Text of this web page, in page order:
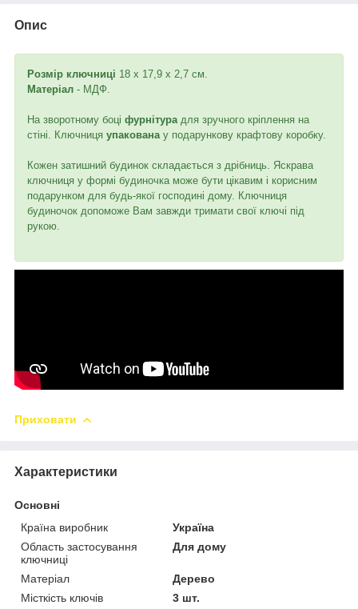
Опис
Розмір ключниці 18 х 17,9 х 2,7 см.
Матеріал - МДФ.
На зворотному боці фурнітура для зручного кріплення на
стіні. Ключниця упакована у подарункову крафтову коробку.
Кожен затишний будинок складається з дрібниць. Яскрава
ключниця у формі будиночка може бути цікавим і корисним
подарунком для будь-якої господині дому. Ключниця
будиночок допоможе Вам завжди тримати свої ключі під
рукою.
Приховати
Характеристики
Основні
Країна виробник
Україна
Область застосування
ключниці
Для дому
Матеріал
Дерево
Місткість ключів
3 шт.